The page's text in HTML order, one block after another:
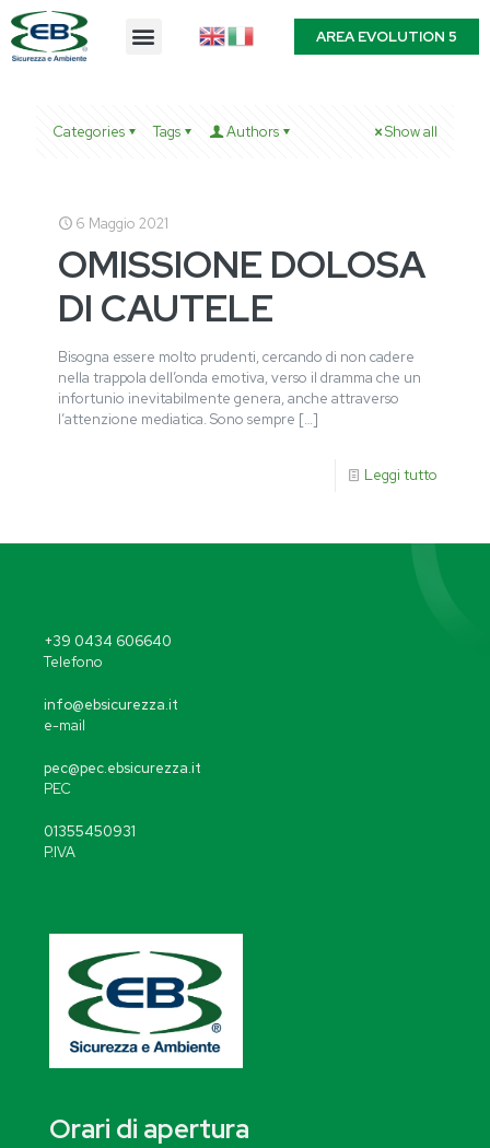
AREA EVOLUTION 5
Categories Tags Authors Show all
6 Maggio 2021
OMISSIONE DOLOSA
DI CAUTELE
Bisogna essere molto prudenti, cercando di non cadere
nella trappola dell’onda emotiva, verso il dramma che un
infortunio inevitabilmente genera, anche attraverso
l’attenzione mediatica. Sono sempre […]
Leggi tutto
+39 0434 606640
Telefono
info@ebsicurezza.it
e-mail
pec@pec.ebsicurezza.it
PEC
01355450931
P.IVA
Orari di apertura